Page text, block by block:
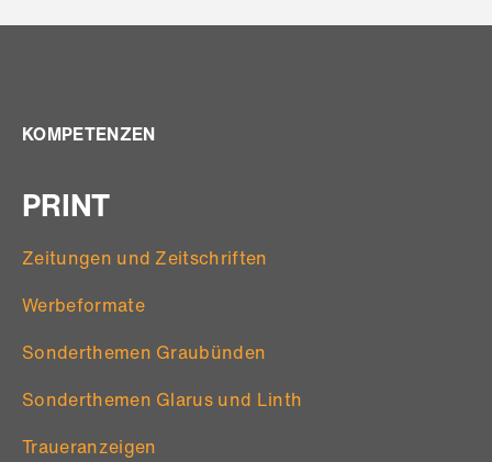
KOMPETENZEN
PRINT
Zeitungen und Zeitschriften
Werbeformate
Sonderthemen Graubünden
Sonderthemen Glarus und Linth
Traueranzeigen